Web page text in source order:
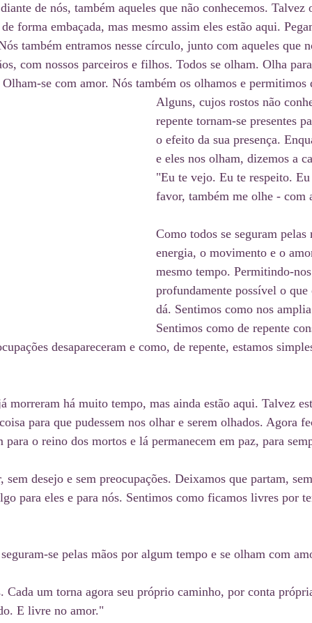
de nós, também aqueles que não conhecemos.
forma embaçada, mas mesmo assim eles estão aqui.
também entramos nesse círculo, junto com aqueles que
com nossos parceiros e filhos. Todos se olham. Olha
se com amor. Nós também os olhamos e permitimos
Alguns, cujos rostos não
repente tornam-se presentes
o efeito da sua presença.
e eles nos olham, dizemos a
"Eu te vejo. Eu te respeito.
favor, também me olhe - com
Como todos se seguram
energia, o movimento e o
mesmo tempo. Permitindo-
profundamente possível o
dá. Sentimos como nos
Sentimos como de repente
desapareceram e como, de repente, estamos
morreram há muito tempo, mas ainda estão aqui. Talvez
para que pudessem nos olhar e serem olhados. Agora
para o reino dos mortos e lá permanecem em paz, para
sem desejo e sem preocupações. Deixamos que partam,
para eles e para nós. Sentimos como ficamos livres por
se pelas mãos por algum tempo e se olham com
Cada um torna agora seu próprio caminho, por conta
E livre no amor."